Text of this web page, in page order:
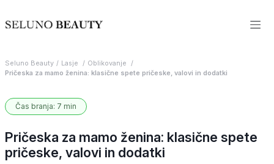
Seluno Beauty Lasje
Oblikovanje
Pričeska za mamo ženina: klasične spete pričeske, valovi in dodatki
Čas branja: 7 min
Pričeska za mamo ženina: klasične spete
pričeske, valovi in dodatki